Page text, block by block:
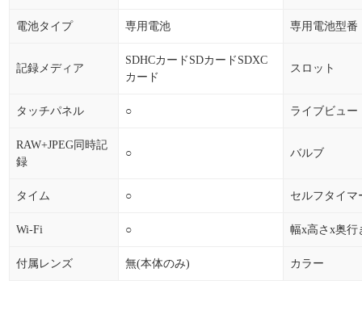
電池タイプ 専用電池 専用電池型番
記録メディア
SDHCカードSDカードSDXC
カード
スロット
タッチパネル ○ ライブビュー
RAW+JPEG同時記
録
○ バルブ
タイム ○ セルフタイマ
Wi-Fi ○ 幅x高さx奥行
付属レンズ 無(本体のみ) カラー